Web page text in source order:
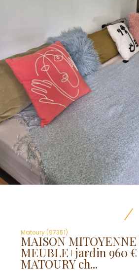
Matoury (97351)
MAISON MITOYENNE
MEUBLE+jardin 960 €
MATOURY ch...